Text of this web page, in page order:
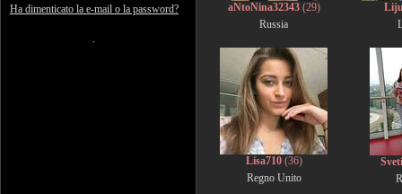
Ha dimenticato la e-mail o la password?
aNtoNina32343(29)
Russia
Lisa710(36)
Regno Unito